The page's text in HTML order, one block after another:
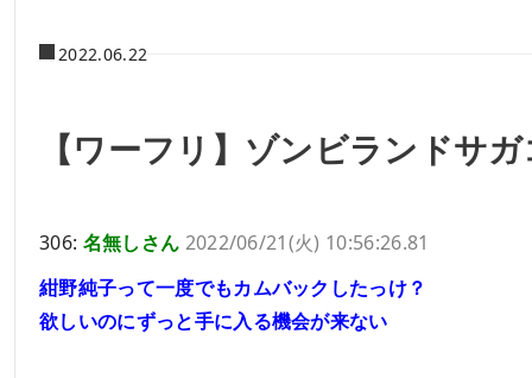
2022.06.22
【ワーフリ】ゾンビランドサ
306: 名無しさん 2022/06/21(火) 10:56:26.81
紺野純子って一度でもカムバックしたっけ？
欲しいのにずっと手に入る機会が来ない